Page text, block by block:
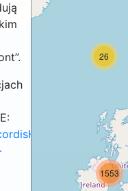
.
26
1553